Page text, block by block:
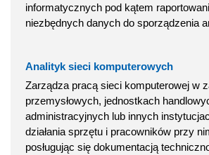
informatycznych pod kątem
niezbędnych danych do sporządzenia
Analityk sieci komputerowych
Zarządza pracą sieci komputerowej w
przemysłowych, jednostkach
administracyjnych lub innych
działania sprzętu i pracowników przy
posługując się dokumentacją